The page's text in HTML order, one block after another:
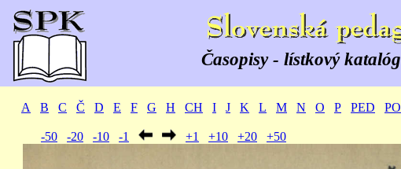
Časopisy - lístkový katalóg
A B C Č D E F G H CH I J K L M N O P PED PO
-50 -20 -10 -1 +1 +10 +20 +50